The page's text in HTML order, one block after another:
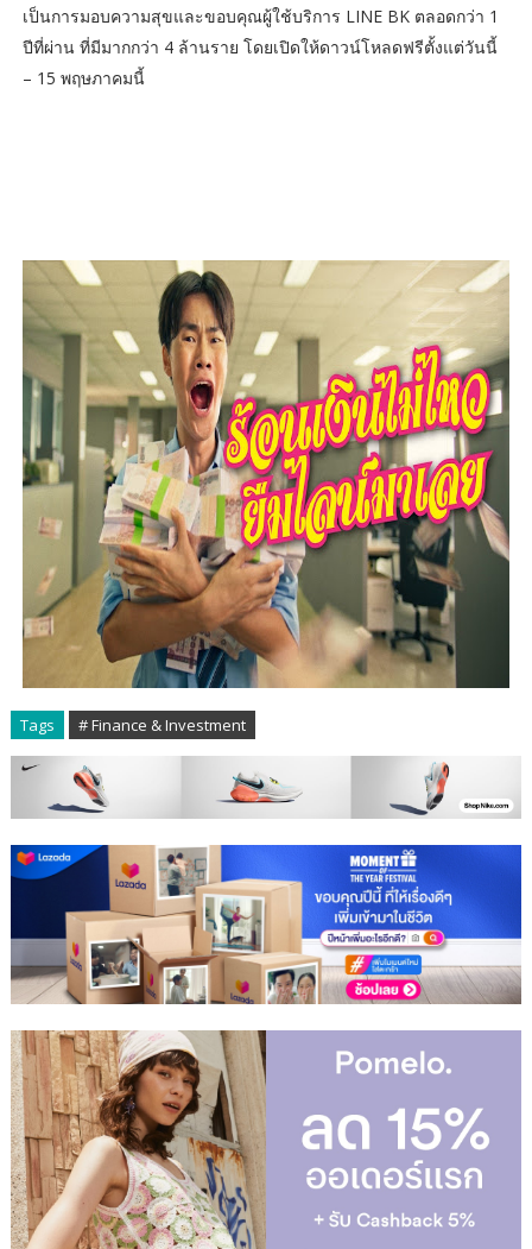
เป็นการมอบความสุขและขอบคุณผู้ใช้บริการ LINE BK ตลอดกว่า 1
ปีที่ผ่าน ที่มีมากกว่า 4 ล้านราย โดยเปิดให้ดาวน์โหลดฟรีตั้งแต่วันนี้
– 15 พฤษภาคมนี้
Tags # Finance & Investment